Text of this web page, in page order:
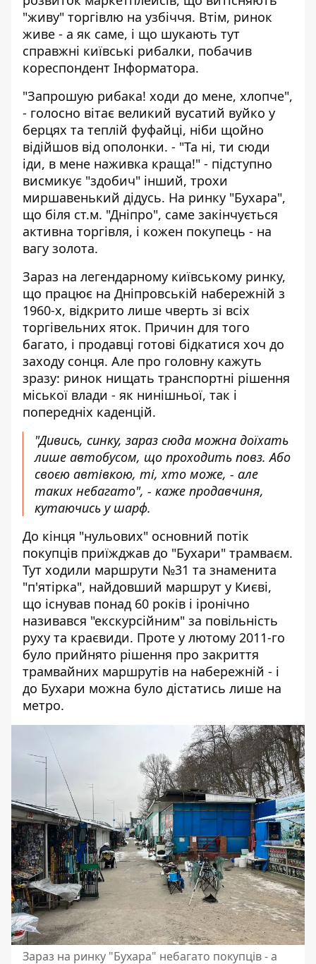
"живу" торгівлю на узбіччя. Втім, ринок
живе - а як саме, і що шукають тут
справжні київські рибалки, побачив
кореспондент Інформатора.
"Запрошую рибака! ходи до мене, хлопче",
- голосно вітає великий вусатий вуйко у
берцях та теплій фуфайці, ніби щойно
відійшов від ополонки. - "Та ні, ти сюди
іди, в мене наживка краща!" - підступно
висмикує "здобич" інший, трохи
миршавенький дідусь. На ринку "Бухара",
що біля ст.м. "Дніпро", саме закінчується
активна торгівля, і кожен покупець - на
вагу золота.
Зараз на легендарному київському ринку,
що працює на Дніпровській набережній з
1960-х, відкрито лише чверть зі всіх
торгівельних яток. Причин для того
багато, і продавці готові бідкатися хоч до
заходу сонця. Але про головну кажуть
зразу: ринок нищать транспортні рішення
міської влади - як нинішньої, так і
попередніх каденцій.
"Дивись, синку, зараз сюда можна доїхать
лише автобусом, що проходить повз. Або
своєю автівкою, ті, хто може, - але
таких небагато", - каже продавчиня,
кутаючись у шарф.
До кінця "нульових" основний потік
покупців приїжджав до "Бухари" трамваєм.
Тут ходили маршрути №31 та знаменита
"п'ятірка", найдовший маршрут у Києві,
що існував понад 60 років і іронічно
називався "екскурсійним" за повільність
руху та краєвиди. Проте у лютому 2011-го
було прийнято рішення про закриття
трамвайних маршрутів на набережній - і
до Бухари можна було дістатись лише на
метро.
Зараз на ринку "Бухара" небагато покупців - а